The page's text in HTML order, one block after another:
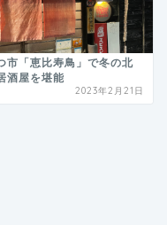
市「恵比寿鳥」で冬の北
酒屋を堪能
2023年2月21日